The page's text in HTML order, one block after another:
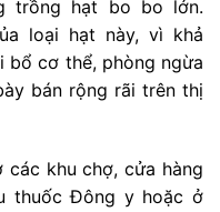
trồng hạt bo bo lớn.
loại hạt này, vì khả
bổ cơ thể, phòng ngừa
bán rộng rãi trên thị
khu chợ, cửa hàng
thuốc Đông y hoặc ở